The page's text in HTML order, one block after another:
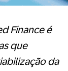
Finance é
que
da